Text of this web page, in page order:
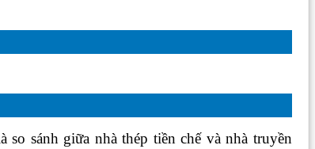
sánh giữa nhà thép tiền chế và nhà truyền